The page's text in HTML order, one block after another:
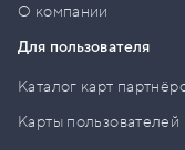
О компании
Для пользователя
Каталог карт
Карты